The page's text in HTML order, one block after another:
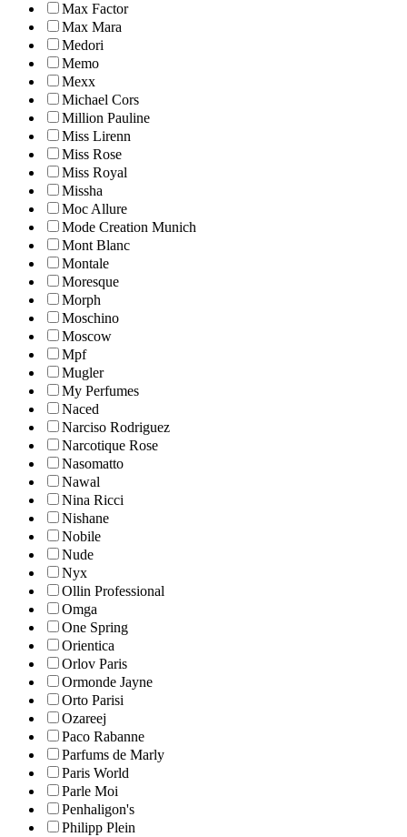
Max Factor
Max Mara
Medori
Memo
Mexx
Michael Cors
Million Pauline
Miss Lirenn
Miss Rose
Miss Royal
Missha
Moc Allure
Mode Creation Munich
Mont Blanc
Montale
Moresque
Morph
Moschino
Moscow
Mpf
Mugler
My Perfumes
Naced
Narciso Rodriguez
Narcotique Rose
Nasomatto
Nawal
Nina Ricci
Nishane
Nobile
Nude
Nyx
Ollin Professional
Omga
One Spring
Orientica
Orlov Paris
Ormonde Jayne
Orto Parisi
Ozareej
Paco Rabanne
Parfums de Marly
Paris World
Parle Moi
Penhaligon's
Philipp Plein